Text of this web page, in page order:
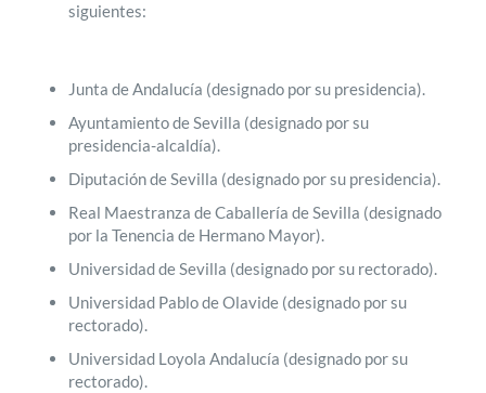
siguientes:
Junta de Andalucía (designado por su presidencia).
Ayuntamiento de Sevilla (designado por su
presidencia-alcaldía).
Diputación de Sevilla (designado por su presidencia).
Real Maestranza de Caballería de Sevilla (designado
por la Tenencia de Hermano Mayor).
Universidad de Sevilla (designado por su rectorado).
Universidad Pablo de Olavide (designado por su
rectorado).
Universidad Loyola Andalucía (designado por su
rectorado).